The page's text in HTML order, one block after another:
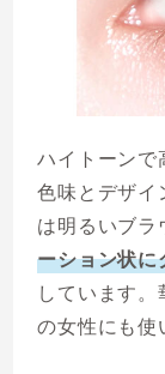
ハイトーンで
色味とデザイ
は明るいブラ
ーション状に
しています。
の女性にも使